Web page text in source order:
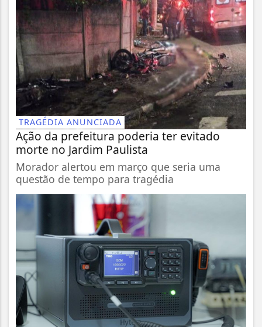
TRAGÉDIA ANUNCIADA
Ação da prefeitura poderia ter evitado
morte no Jardim Paulista
Morador alertou em março que seria uma
questão de tempo para tragédia